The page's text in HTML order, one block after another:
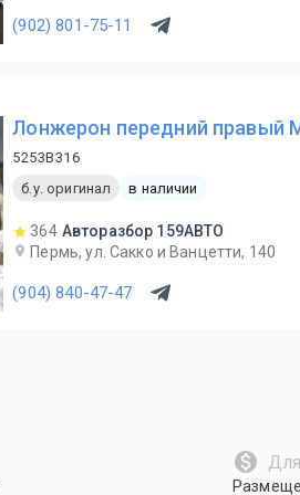
(902) 801-75-11
Лонжерон передний правый
5253B316
б.у. оригинал
в наличии
364 Авторазбор 159АВТО
Пермь, ул. Сакко и Ванцетти, 140
(904) 840-47-47